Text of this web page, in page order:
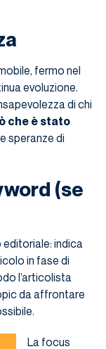
fermo nel
evoluzione.
di chi
che è stato
speranze di
(se
editoriale: indica
in fase di
l’articolista
da affrontare
La focus